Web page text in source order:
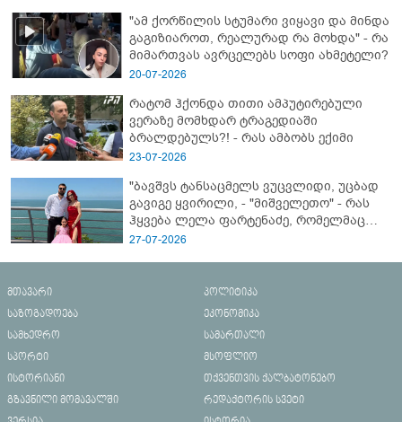
"ამ ქორწილის სტუმარი ვიყავი და მინდა
გაგიზიაროთ, რეალურად რა მოხდა" - რა
მიმართვას ავრცელებს სოფი ახმეტელი?
20-07-2026
რატომ ჰქონდა თითი ამპუტირებული
ვერაზე მომხდარ ტრაგედიაში
ბრალდებულს?! - რას ამბობს ექიმი
23-07-2026
"ბავშვს ტანსაცმელს ვუცვლიდი, უცბად
გავიგე ყვირილი, - "მიშველეთო" - რას
ჰყვება ლელა ფარტენაძე, რომელმაც
ბათუმში 16 წლის ბიჭი ზღვაში
27-07-2026
მთავარი
პოლიტიკა
საზოგადოება
ეკონომიკა
სამხედრო
სამართალი
სპორტი
მსოფლიო
ისტორიანი
თქვენთვის ქალბატონებო
გზავნილი მომავალში
რედაქტორის სვეტი